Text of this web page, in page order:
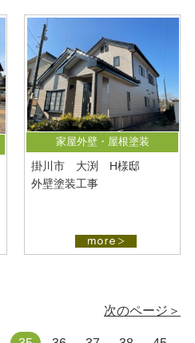
家屋外壁・屋根塗装
掛川市 大渕 H様邸
外壁塗装工事
次のページ＞